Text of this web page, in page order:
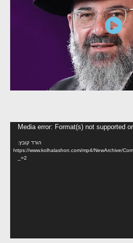
Media error: Format(s) not supported
הורד קובץ:
https://www.kolhalashon.com/mp4/NewArchive/
_=2